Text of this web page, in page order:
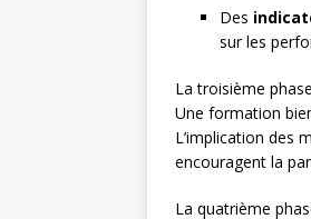
Des
sur les
La troisième
Une formation
L’implication des
encouragent la
La quatrième